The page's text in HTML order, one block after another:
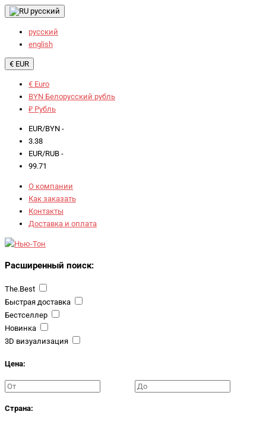
русский
русский
english
€ EUR
€ Euro
BYN Белорусский рубль
₽ Рубль
EUR/BYN -
3.38
EUR/RUB -
99.71
О компании
Как заказать
Контакты
Доставка и оплата
Расширенный поиск:
The.Best
Быстрая доставка
Бестселлер
Новинка
3D визуализация
Цена:
Страна: